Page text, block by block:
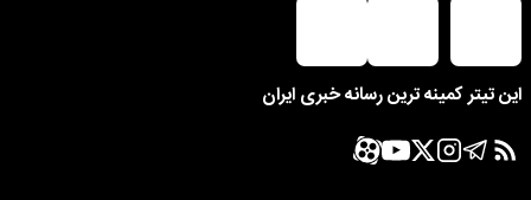
این تیتر کمینه ترین رسانه خبری ایران